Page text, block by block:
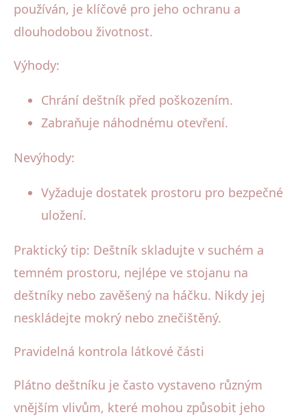
používán, je klíčové pro jeho ochranu a
dlouhodobou životnost.
Výhody:
Chrání deštník před poškozením.
Zabraňuje náhodnému otevření.
Nevýhody:
Vyžaduje dostatek prostoru pro bezpečné
uložení.
Praktický tip: Deštník skladujte v suchém a
temném prostoru, nejlépe ve stojanu na
deštníky nebo zavěšený na háčku. Nikdy jej
neskládejte mokrý nebo znečištěný.
Pravidelná kontrola látkové části
Plátno deštníku je často vystaveno různým
vnějším vlivům, které mohou způsobit jeho